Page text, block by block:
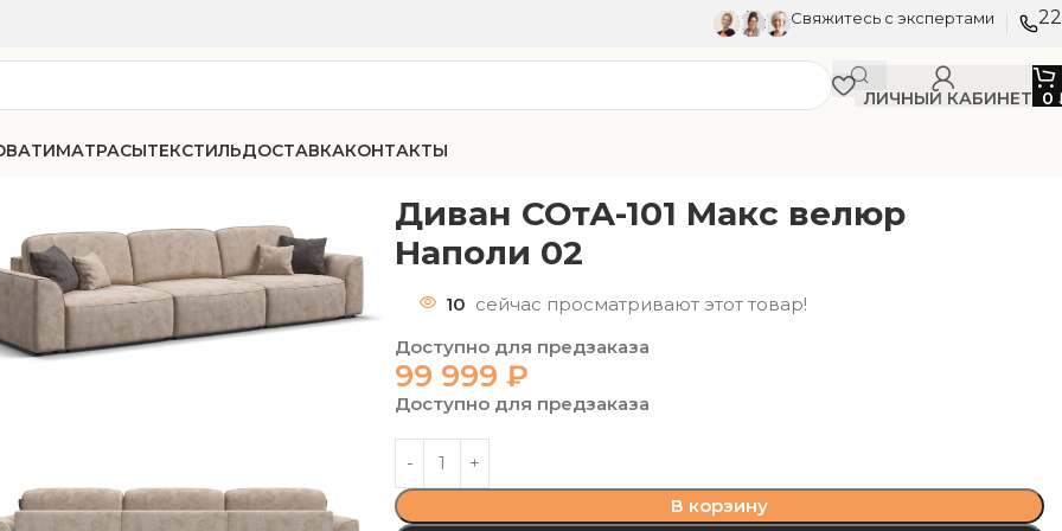
Свяжитесь с экспертами
ЛИЧНЫЙ КАБИНЕТ 0
МАТРАСЫТЕКСТИЛЬДОСТАВКАКОНТАКТЫ
Диван СОтА-101 Макс велюр
Наполи 02
10 сейчас просматривают этот товар!
Доступно для предзаказа
99 999₽
Доступно для предзаказа
В корзину